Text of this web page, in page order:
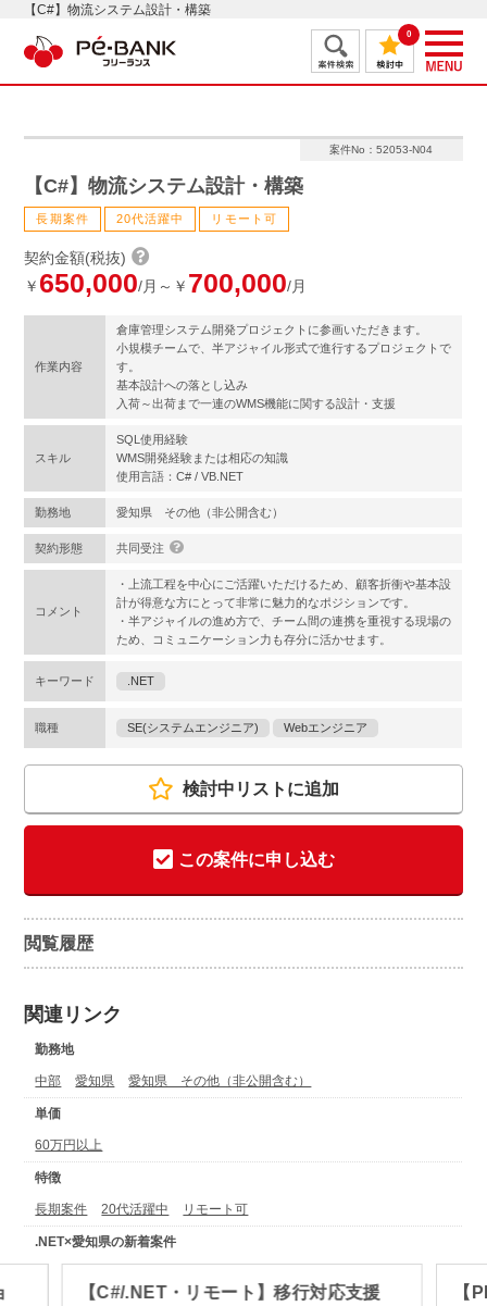
【C#】物流システム設計・構築
0
案件No：52053-N04
【C#】物流システム設計・構築
長期案件 20代活躍中 リモート可
契約金額(税抜)
￥ 650,000/月～￥ 700,000/月
作業内容
倉庫管理システム開発プロジェクトに参画いただきます。
小規模チームで、半アジャイル形式で進行するプロジェクトで
す。
基本設計への落とし込み
入荷～出荷まで一連のWMS機能に関する設計・支援
スキル
SQL使用経験
WMS開発経験または相応の知識
使用言語：C# / VB.NET
勤務地 愛知県 その他（非公開含む）
契約形態 共同受注
コメント
・上流工程を中心にご活躍いただけるため、顧客折衝や基本設
計が得意な方にとって非常に魅力的なポジションです。
・半アジャイルの進め方で、チーム間の連携を重視する現場の
ため、コミュニケーション力も存分に活かせます。
キーワード .NET
職種 SE(システムエンジニア) Webエンジニア
検討中リストに追加
この案件に申し込む
閲覧履歴
関連リンク
勤務地
中部 愛知県 愛知県 その他（非公開含む）
単価
60万円以上
特徴
長期案件 20代活躍中 リモート可
.NET×愛知県の新着案件
【C#/.NET・リモート】移行対応支援
【